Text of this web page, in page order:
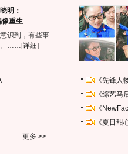
明：
像重生
识到，有些事
。…… [详细]
更多 >>
《先锋
《综艺
《
《夏日